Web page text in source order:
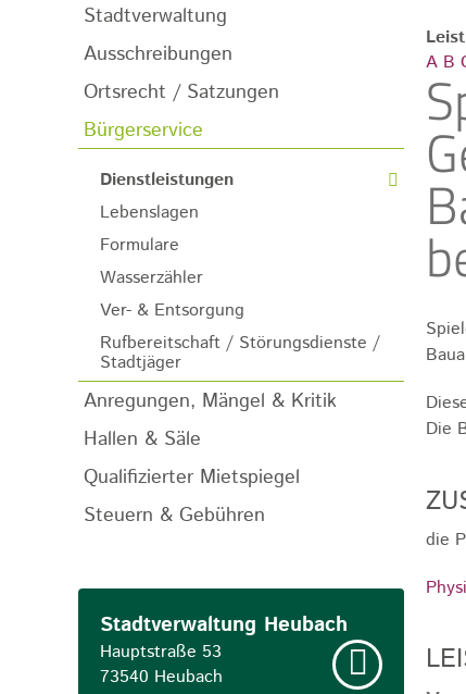
A B
Die
die
Stadtverwaltung
Ausschreibungen
Ortsrecht / Satzungen
Bürgerservice
Dienstleistungen
Lebenslagen
Formulare
Wasserzähler
Ver- & Entsorgung
Rufbereitschaft / Störungsdienste /
Stadtjäger
Anregungen, Mängel & Kritik
Hallen & Säle
Qualifizierter Mietspiegel
Steuern & Gebühren
Stadtverwaltung Heubach
Hauptstraße 53
73540 Heubach